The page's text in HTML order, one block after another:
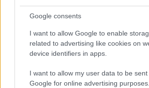
Google consents
I want to allow Google to enable
related to advertising like cookies on
device identifiers in apps.
I want to allow my user data to be sent
Google for online advertising purposes.